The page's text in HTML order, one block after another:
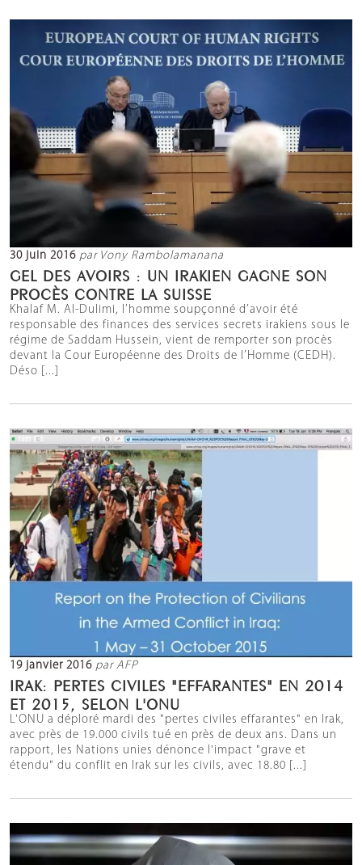
30 juin 2016 par Vony Rambolamanana
GEL DES AVOIRS : UN IRAKIEN GAGNE SON
PROCÈS CONTRE LA SUISSE
Khalaf M. Al-Dulimi, l’homme soupçonné d’avoir été
responsable des finances des services secrets irakiens sous le
régime de Saddam Hussein, vient de remporter son procès
devant la Cour Européenne des Droits de l’Homme (CEDH).
Déso [...]
19 janvier 2016 par AFP
IRAK: PERTES CIVILES "EFFARANTES" EN 2014
ET 2015, SELON L'ONU
L'ONU a déploré mardi des "pertes civiles effarantes" en Irak,
avec près de 19.000 civils tué en près de deux ans. Dans un
rapport, les Nations unies dénonce l'impact "grave et
étendu" du conflit en Irak sur les civils, avec 18.80 [...]